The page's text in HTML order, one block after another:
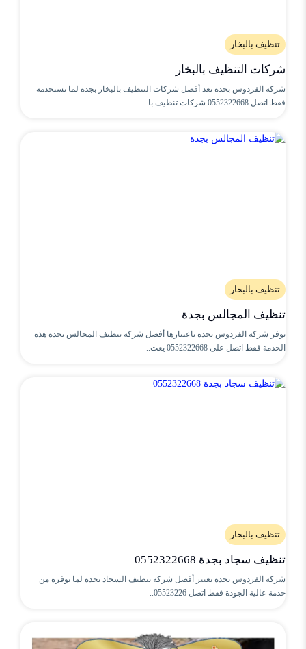
تنظيف بالبخار
شركات التنظيف بالبخار
شركة الفردوس بجدة تعد أفضل شركات التنظيف بالبخار بجدة لما نستخدمة
فقط اتصل 0552322668 شركات تنظيف با..
تنظيف بالبخار
تنظيف المجالس بجدة
توفر شركة الفردوس بجدة باعتبارها أفضل شركة تنظيف المجالس بجدة هذه
الخدمة فقط اتصل على 0552322668 يعت..
تنظيف بالبخار
تنظيف سجاد بجدة 0552322668
شركة الفردوس بجدة تعتبر أفضل شركة تنظيف السجاد بجدة لما توفره من
خدمة عالية الجودة فقط اتصل 05523226..